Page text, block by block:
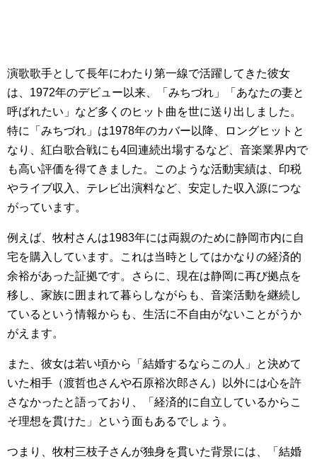
演歌歌手として長年にわたり第一線で活躍してきた彼女
は、1972年のデビュー以来、「みちづれ」「あなたの妻と
呼ばれたい」など多くのヒット曲を世に送り出しました。
特に「みちづれ」は1978年のカバー以降、ロングヒットと
なり、紅白歌合戦にも4回連続出場するなど、音楽業界内で
も高い評価を得てきました。このような活動実績は、印税
やライブ収入、テレビ出演料など、安定した収入源につな
がっています。
例えば、牧村さんは1983年には両親のために静岡市内に自
宅を購入しています。これは当時としてはかなりの経済的
余裕があった証拠です。さらに、現在は静岡に再び拠点を
移し、家族に囲まれて暮らしながらも、音楽活動を継続し
ているという情報からも、生活に不自由がないことがうか
がえます。
また、彼女は若い頃から「結婚するならこの人」と決めて
いた相手（渡哲也さんや石原裕次郎さん）以外には心を許
さなかったと語っており、「経済的に自立しているからこ
そ理想を貫けた」という面もあるでしょう。
つまり、牧村三枝子さんが独身を貫いた背景には、「結婚